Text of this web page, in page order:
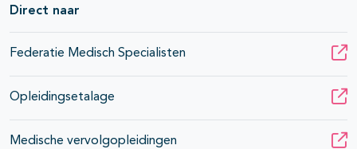
Direct naar
Federatie Medisch Specialisten
Opleidingsetalage
Medische vervolgopleidingen